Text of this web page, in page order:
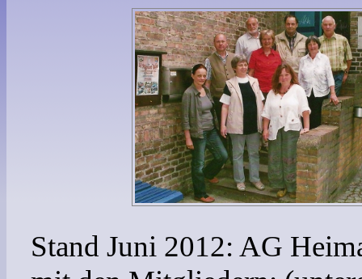
Stand Juni 2012: AG